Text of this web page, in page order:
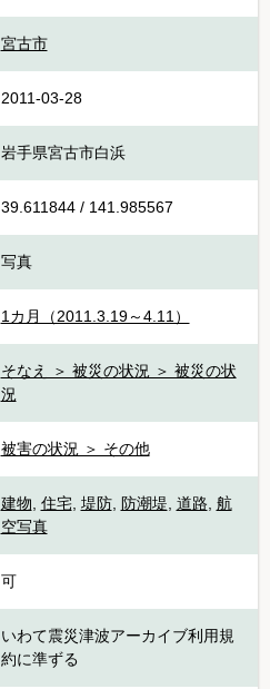
宮古市
2011-03-28
岩手県宮古市白浜
39.611844 / 141.985567
写真
1カ月（2011.3.19～4.11）
そなえ ＞ 被災の状況 ＞ 被災の状
況
被害の状況 ＞ その他
建物, 住宅, 堤防, 防潮堤, 道路, 航
空写真
可
いわて震災津波アーカイブ利用規
約に準ずる